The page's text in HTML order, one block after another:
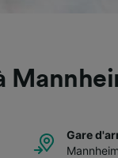
Gare